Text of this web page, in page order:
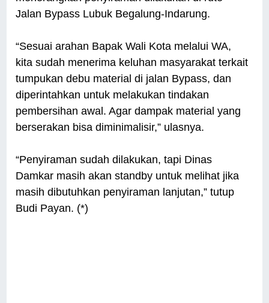
Jalan Bypass Lubuk Begalung-Indarung.
“Sesuai arahan Bapak Wali Kota melalui WA,
kita sudah menerima keluhan masyarakat terkait
tumpukan debu material di jalan Bypass, dan
diperintahkan untuk melakukan tindakan
pembersihan awal. Agar dampak material yang
berserakan bisa diminimalisir,” ulasnya.
“Penyiraman sudah dilakukan, tapi Dinas
Damkar masih akan standby untuk melihat jika
masih dibutuhkan penyiraman lanjutan,” tutup
Budi Payan. (*)